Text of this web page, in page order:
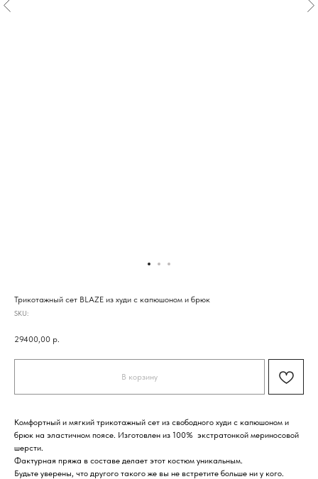
Трикотажный сет BLAZE из худи с капюшоном и брюк
SKU:
29400,00 р.
В корзину
Комфортный и мягкий трикотажный сет из свободного худи с капюшоном и
брюк на эластичном поясе. Изготовлен из 100% экстратонкой мериносовой
шерсти.
Фактурная пряжа в составе делает этот костюм уникальным.
Будьте уверены, что другого такого же вы не встретите больше ни у кого.